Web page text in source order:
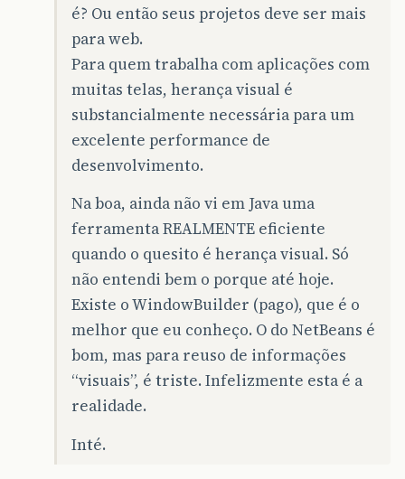
é? Ou então seus projetos deve ser mais
para web.
Para quem trabalha com aplicações com
muitas telas, herança visual é
substancialmente necessária para um
excelente performance de
desenvolvimento.
Na boa, ainda não vi em Java uma
ferramenta REALMENTE eficiente
quando o quesito é herança visual. Só
não entendi bem o porque até hoje.
Existe o WindowBuilder (pago), que é o
melhor que eu conheço. O do NetBeans é
bom, mas para reuso de informações
“visuais”, é triste. Infelizmente esta é a
realidade.
Inté.